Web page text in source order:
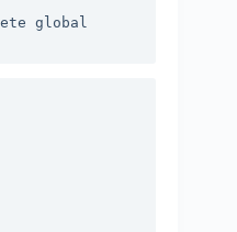
global